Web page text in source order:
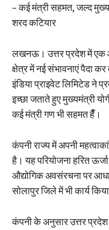
– कई मंत्री सहमत, जल्द
शरद कटियार
लखनऊ। उत्तर प्रदेश में एक
क्षेत्र में नई संभावनाएं पैदा
इंडिया प्राइवेट लिमिटेड ने
इच्छा जताते हुए मुख्यमंत्री
कई मंत्री गण भी सहमत हैँ।
कंपनी राज्य में अपनी
है। यह परियोजना हरित
औद्योगिक अवसंरचना पर
सोलापुर जिले में भी कार्य
कंपनी के अनुसार उत्तर